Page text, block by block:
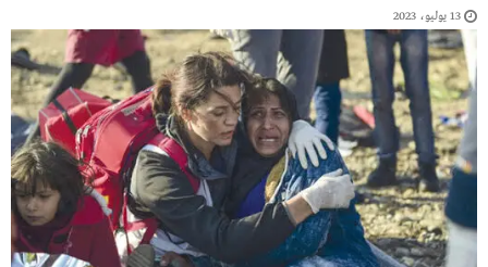
13 يوليو، 2023